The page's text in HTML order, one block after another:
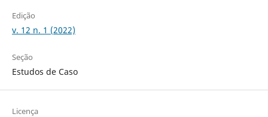
Edição
v. 12 n. 1 (2022)
Seção
Estudos de Caso
Licença